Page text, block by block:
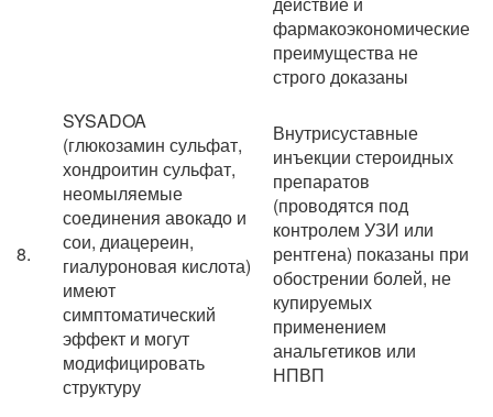
фармакоэкономические
преимущества не
строго доказаны
8.
SYSADOA
(глюкозамин сульфат,
хондроитин сульфат,
неомыляемые
соединения авокадо и
сои, диацереин,
гиалуроновая кислота)
имеют
симптоматический
эффект и могут
модифицировать
структуру
Внутрисуставные
инъекции стероидных
препаратов
(проводятся под
контролем УЗИ или
рентгена) показаны при
обострении болей, не
купируемых
применением
анальгетиков или
НПВП